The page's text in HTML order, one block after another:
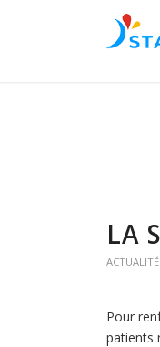
LA
Pour
patients